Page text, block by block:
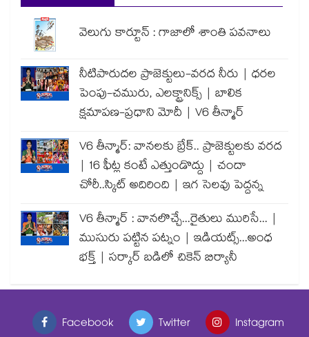
వెలుగు కార్టూన్ : గాజాలో శాంతి పవనాలు
నీటిపారుదల ప్రాజెక్టులు-వరద నీరు | ధరల
పెంపు-చమురు, ఎలక్ట్రానిక్స్ | బాలిక
క్షమాపణ-ప్రధాని మోదీ | V6 తీన్మార్
V6 తీన్మార్: వానలకు బ్రేక్.. ప్రాజెక్టులకు వరద
| 16 ఫీట్ల కంటే ఎత్తుండొద్దు | చందా
చోరీ..స్కిట్ అదిరింది | ఇగ సెలవు పెద్దన్న
V6 తీన్మార్ : వానలొచ్చే...రైతులు మురిసే... |
ముసురు పట్టిన పట్నం | ఇడియట్స్...అంధ
భక్త్ | సర్కార్ బడిలో చికెన్ బిర్యానీ
Facebook Twitter Instagram